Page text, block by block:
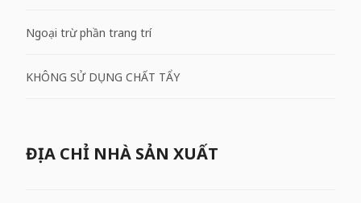
Ngoại trừ phần trang trí
KHÔNG SỬ DỤNG CHẤT TẨY
ĐỊA CHỈ NHÀ SẢN XUẤT